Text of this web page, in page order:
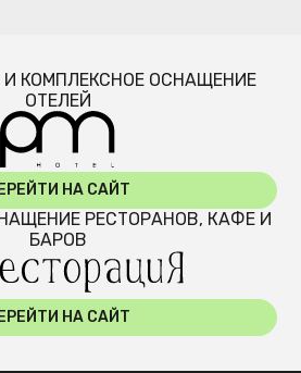
КОМПЛЕКСНОЕ ОСНАЩЕНИЕ
ОТЕЛЕЙ
НА САЙТ
РЕСТОРАНОВ, КАФЕ И
БАРОВ
НА САЙТ